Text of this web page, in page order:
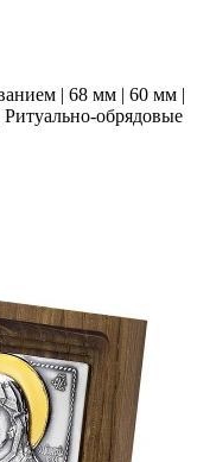
| 68 мм | 60 мм |
Ритуально-обрядовые